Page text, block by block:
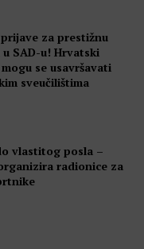
za prestižnu
SAD-u! Hrvatski
se usavršavati
sveučilištima
vlastitog posla –
radionice za